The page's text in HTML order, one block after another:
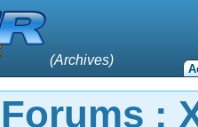
(Archives)
Forums :